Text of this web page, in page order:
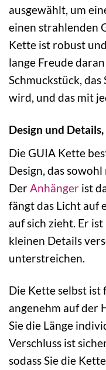
ausgewählt, um
einen strahlenden
Kette ist robust
lange Freude
Schmuckstück, das
wird, und das mit
Design und
Die GUIA Kette
Design, das
DerAnhänger ist
fängt das Licht auf
auf sich zieht. Er
kleinen Details
unterstreichen.
Die Kette selbst
angenehm auf der
Sie die Länge
Verschluss ist
sodass Sie die